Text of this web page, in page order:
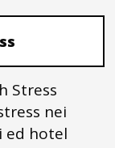
Stress
nei
ed hotel